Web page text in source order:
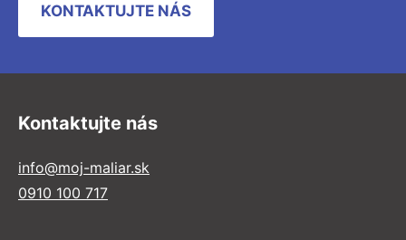
KONTAKTUJTE NÁS
Kontaktujte nás
info@moj-maliar.sk
0910 100 717